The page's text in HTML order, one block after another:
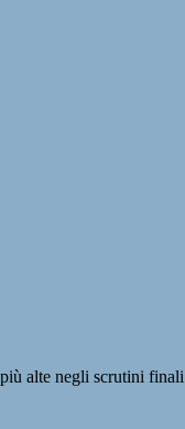
alte negli scrutini